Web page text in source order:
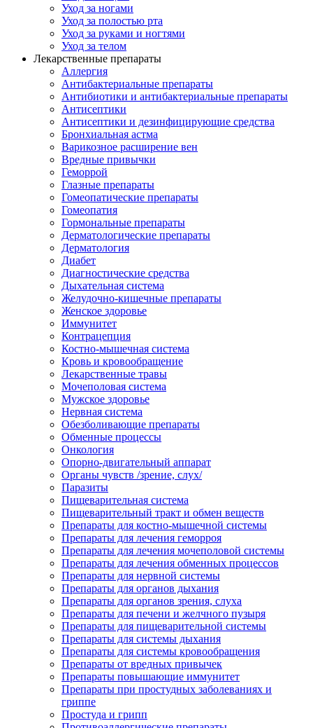
Уход за ногами
Уход за полостью рта
Уход за руками и ногтями
Уход за телом
Лекарственные препараты
Аллергия
Антибактериальные препараты
Антибиотики и антибактериальные препараты
Антисептики
Антисептики и дезинфицирующие средства
Бронхиальная астма
Варикозное расширение вен
Вредные привычки
Геморрой
Глазные препараты
Гомеопатические препараты
Гомеопатия
Гормональные препараты
Дерматологические препараты
Дерматология
Диабет
Диагностические средства
Дыхательная система
Желудочно-кишечные препараты
Женское здоровье
Иммунитет
Контрацепция
Костно-мышечная система
Кровь и кровообращение
Лекарственные травы
Мочеполовая система
Мужское здоровье
Нервная система
Обезболивающие препараты
Обменные процессы
Онкология
Опорно-двигательный аппарат
Органы чувств /зрение, слух/
Паразиты
Пищеварительная система
Пищеварительный тракт и обмен веществ
Препараты для костно-мышечной системы
Препараты для лечения геморроя
Препараты для лечения мочеполовой системы
Препараты для лечения обменных процессов
Препараты для нервной системы
Препараты для органов дыхания
Препараты для органов зрения, слуха
Препараты для печени и желчного пузыря
Препараты для пищеварительной системы
Препараты для системы дыхания
Препараты для системы кровообращения
Препараты от вредных привычек
Препараты повышающие иммунитет
Препараты при простудных заболеваниях и
гриппе
Простуда и грипп